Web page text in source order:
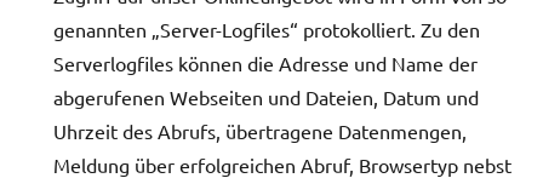
genannten „Server-Logfiles“ protokolliert. Zu den
Serverlogfiles können die Adresse und Name der
abgerufenen Webseiten und Dateien, Datum und
Uhrzeit des Abrufs, übertragene Datenmengen,
Meldung über erfolgreichen Abruf, Browsertyp nebst